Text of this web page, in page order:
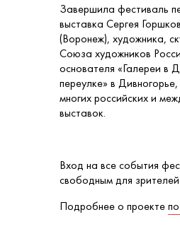
Завершила фестиваль
выставка Сергея
(Воронеж), художника,
Союза художников
основателя «Галереи в
переулке» в
многих российских и
выставок.
Вход на все события
свободным для зрителей.
Подробнее о проекте